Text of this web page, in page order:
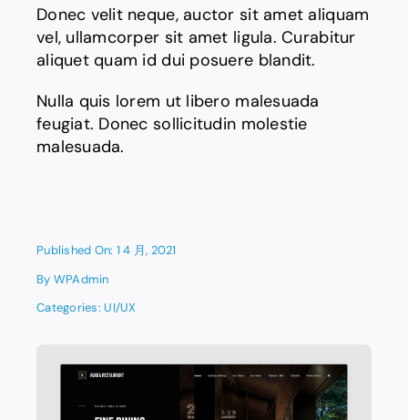
Donec velit neque, auctor sit amet aliquam
vel, ullamcorper sit amet ligula. Curabitur
aliquet quam id dui posuere blandit.
Nulla quis lorem ut libero malesuada
feugiat. Donec sollicitudin molestie
malesuada.
Published On: 1 4 月, 2021
By WPAdmin
Categories:UI/UX